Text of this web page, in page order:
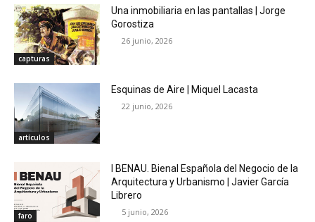
capturas
Una inmobiliaria en las pantallas | Jorge
Gorostiza
26 junio, 2026
artículos
Esquinas de Aire | Miquel Lacasta
22 junio, 2026
faro
I BENAU. Bienal Española del Negocio de la
Arquitectura y Urbanismo | Javier García
Librero
5 junio, 2026